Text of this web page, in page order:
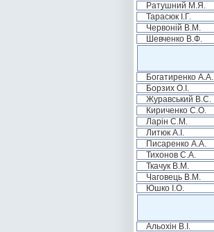
Ратушний М.Я.
Тарасюк І.Г.
Червоній В.М.
Шевченко В.Ф.
Богатиренко А.А.
Борзих О.І.
Журавський В.С.
Кириченко С.О.
Ларін С.М.
Литюк А.І.
Писаренко А.А.
Тихонов С.А.
Ткачук В.М.
Чаговець В.М.
Юшко І.О.
Альохін В.І.